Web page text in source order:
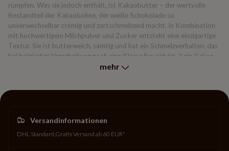
rümpfen. Was sie jedoch enthält, ist Kakaobutter – der wertvolle
Bestandteil der Kakaobohne, der weiße Schokolade so
unverwechselbar cremig und zartschmelzend macht. In Kombination
mit hochwertigem Milchpulver und Zucker entsteht eine einzigartige
Textur. Sie ist butterweich, samtig und hat ein Schmelzverhalten, das
bei belgischer Verarbeitung noch eine Klasse für sich ist. Kein Kakao –
Für wen ist weiße Schokolade?
dunkle Intensität denkt, wird hier nicht fündig. Wer dagegen
Samtigkeit liebt, feine Vanillenoten schätzt und beim Naschen eher an
mehr
Versandinformationen
DHL Standard Gratis Versand ab 60 EUR*